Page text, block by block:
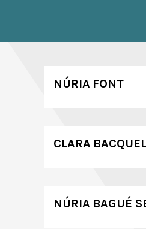
NÚRIA FONT
CLARA
NÚRIA BAGUÉ